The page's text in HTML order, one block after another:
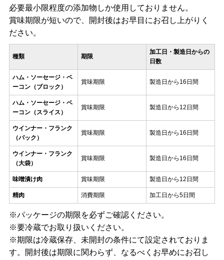
必要最小限程度の添加物しか使用しておりません。
賞味期限が短いので、開封後はお早目にお召し上がりく
ださい。
種類 期限
加工日・製造日からの
日数
ハム・ソーセージ・ベ
ーコン（ブロック）
賞味期限 製造日から16日間
ハム・ソーセージ・ベ
ーコン（スライス）
賞味期限 製造日から12日間
ウインナー・フランク
（パック）
賞味期限 製造日から16日間
ウインナー・フランク
（大袋）
賞味期限 製造日から16日間
味噌漬け肉 賞味期限 製造日から12日間
精肉 消費期限 加工日から5日間
※パッケージの期限を必ずご確認ください。
※要冷蔵でお取り扱いください。
※期限は冷蔵保存、未開封の条件にて設定されておりま
す。開封後は期限に関わらず、なるべくお早めにお召し